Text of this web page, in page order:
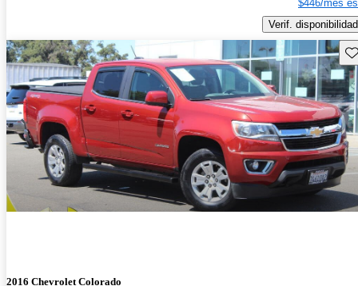
$446/mes
Verif. disponibilidad
2016 Chevrolet Colorado